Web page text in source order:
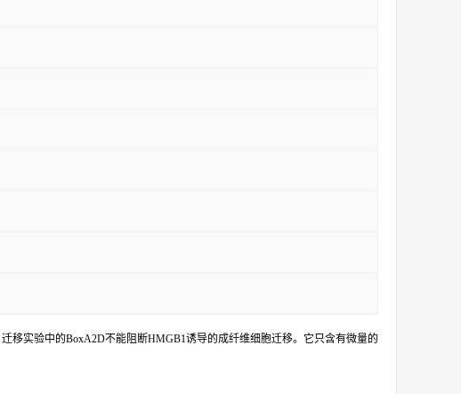
移实验中的BoxA2D不能阻断HMGB1诱导的成纤维细胞迁移。它只含有微量的